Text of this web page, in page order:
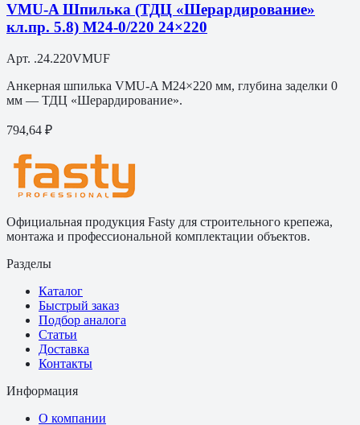
VMU-A Шпилька (ТДЦ «Шерардирование»
кл.пр. 5.8) M24-0/220 24×220
Арт. .24.220VMUF
Анкерная шпилька VMU-A M24×220 мм, глубина заделки 0
мм — ТДЦ «Шерардирование».
794,64 ₽
Официальная продукция Fasty для строительного крепежа,
монтажа и профессиональной комплектации объектов.
Разделы
Каталог
Быстрый заказ
Подбор аналога
Статьи
Доставка
Контакты
Информация
О компании